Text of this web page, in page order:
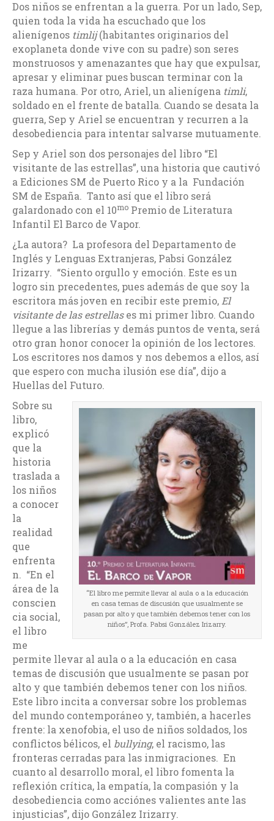
Dos niños se enfrentan a la guerra. Por un lado, Sep,
quien toda la vida ha escuchado que los
alienígenos timlij(habitantes originarios del
exoplaneta donde vive con su padre) son seres
monstruosos y amenazantes que hay que expulsar,
apresar y eliminar pues buscan terminar con la
raza humana. Por otro, Ariel, un alienígena timli,
soldado en el frente de batalla. Cuando se desata la
guerra, Sep y Ariel se encuentran y recurren a la
desobediencia para intentar salvarse mutuamente.
Sep y Ariel son dos personajes del libro “El
visitante de las estrellas”, una historia que cautivó
a Ediciones SM de Puerto Rico y a la Fundación
SM de España. Tanto así que el libro será
galardonado con el 10mo Premio de Literatura
Infantil El Barco de Vapor.
¿La autora? La profesora del Departamento de
Inglés y Lenguas Extranjeras, Pabsi González
Irizarry. “Siento orgullo y emoción. Este es un
logro sin precedentes, pues además de que soy la
escritora más joven en recibir este premio, El
visitante de las estrellases mi primer libro. Cuando
llegue a las librerías y demás puntos de venta, será
otro gran honor conocer la opinión de los lectores.
Los escritores nos damos y nos debemos a ellos, así
que espero con mucha ilusión ese día”, dijo a
Huellas del Futuro.
“El libro me permite llevar al aula o a la educación
en casa temas de discusión que usualmente se
pasan por alto y que también debemos tener con los
niños”, Profa. Pabsi González Irizarry.
Sobre su
libro,
explicó
que la
historia
traslada a
los niños
a conocer
la
realidad
que
enfrenta
n. “En el
área de la
conscien
cia social,
el libro
me
permite llevar al aula o a la educación en casa
temas de discusión que usualmente se pasan por
alto y que también debemos tener con los niños.
Este libro incita a conversar sobre los problemas
del mundo contemporáneo y, también, a hacerles
frente: la xenofobia, el uso de niños soldados, los
conflictos bélicos, el bullying, el racismo, las
fronteras cerradas para las inmigraciones. En
cuanto al desarrollo moral, el libro fomenta la
reflexión crítica, la empatía, la compasión y la
desobediencia como acciónes valientes ante las
injusticias”, dijo González Irizarry.